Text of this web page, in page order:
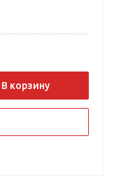
В корзину